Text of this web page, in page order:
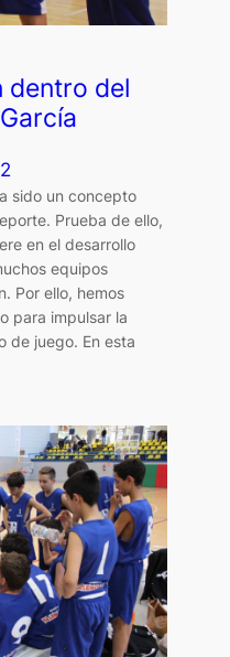
dentro del
sido un concepto
Prueba de ello,
en el desarrollo
equipos
Por ello, hemos
para impulsar la
de juego. En esta